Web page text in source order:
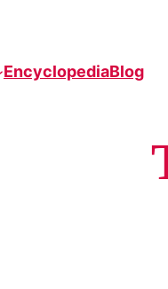
EncyclopediaBlog